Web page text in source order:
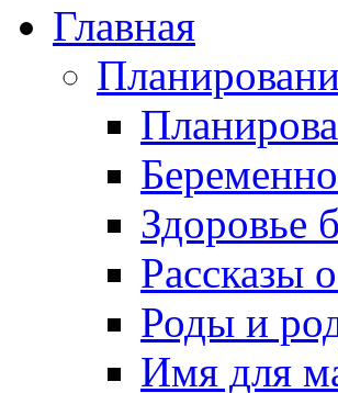
Главная
Здоровье
Рассказы
Роды и
Имя для